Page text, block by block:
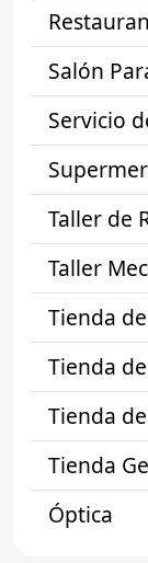
Salón
Servicio
Taller de
Taller
Tienda
Tienda
Tienda
Tienda
Óptica